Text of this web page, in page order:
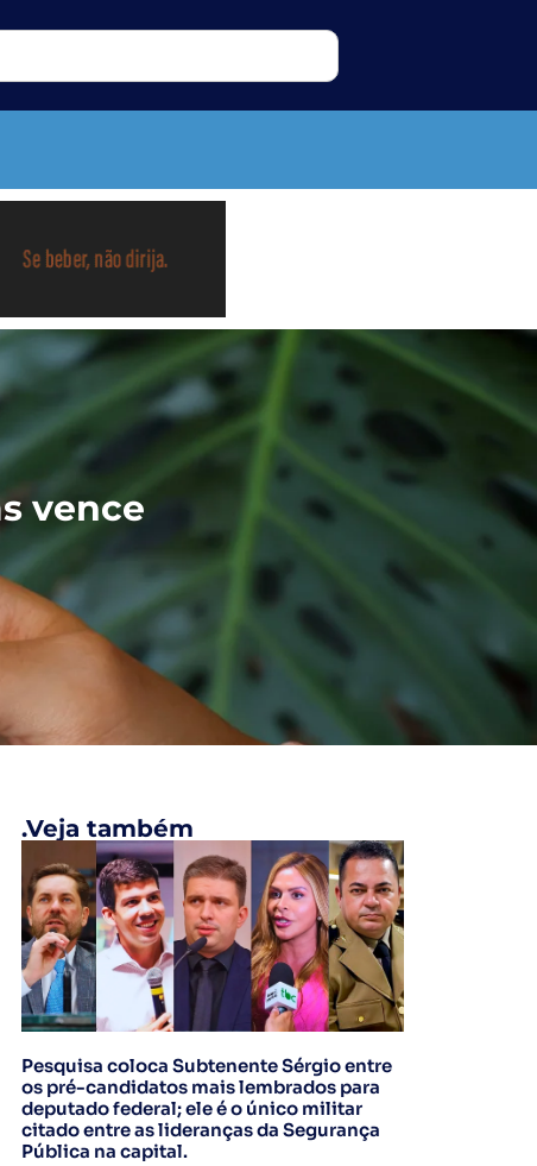
vence
.Veja também
Pesquisa coloca Subtenente Sérgio entre
os pré-candidatos mais lembrados para
deputado federal; ele é o único militar
citado entre as lideranças da Segurança
Pública na capital.